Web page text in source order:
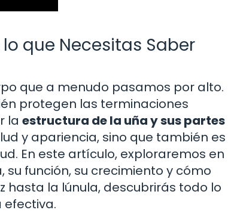
que Necesitas Saber
que a menudo pasamos por alto.
protegen las terminaciones
la estructura de la uña y sus partes
y apariencia, sino que también es
En este artículo, exploraremos en
función, su crecimiento y cómo
hasta la lúnula, descubrirás todo lo
efectiva.